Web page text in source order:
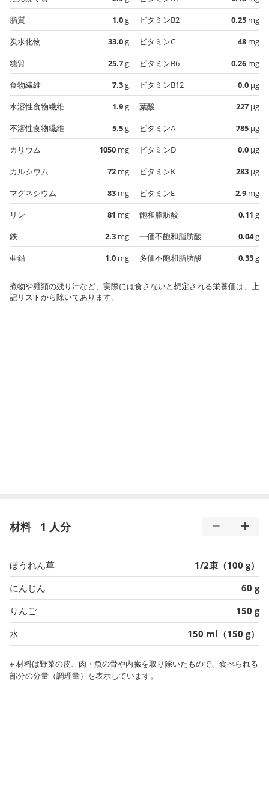
脂質
1.0g
炭水化物
33.0g
糖質
25.7g
食物繊維
7.3g
水溶性食物繊維
1.9g
不溶性食物繊維
5.5g
カリウム
1050 mg
カルシウム
72 mg
マグネシウム
83 mg
リン
81 mg
鉄
2.3 mg
亜鉛
1.0 mg
ビタミンB2
0.25 mg
ビタミンC
48 mg
ビタミンB6
0.26 mg
ビタミンB12
0.0 µg
葉酸
227 µg
ビタミンA
785 µg
ビタミンD
0.0 µg
ビタミンK
283 µg
ビタミンE
2.9 mg
飽和脂肪酸
0.11 g
一価不飽和脂肪酸
0.04g
多価不飽和脂肪酸
0.33g
煮物や麺類の残り汁など、実際には食さないと想定される栄養価は、上
記リストから除いてあります。
材料 1 人分
ほうれん草
1/2束（100 g）
にんじん
60 g
りんご
150 g
水
150 ml（150 g）
※ 材料は野菜の皮、肉・魚の骨や内臓を取り除いたもので、食べられる
部分の分量（調理量）を表示しています。